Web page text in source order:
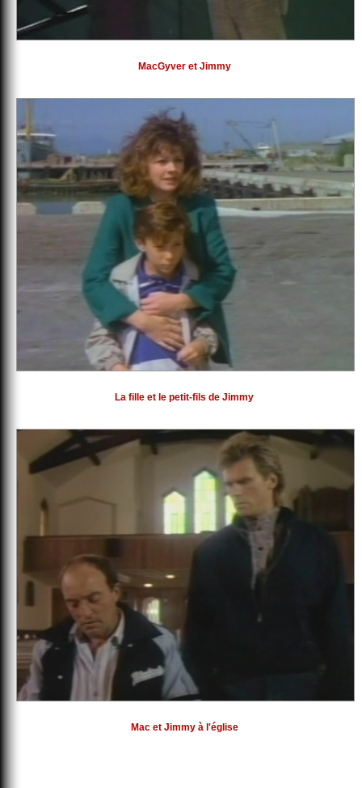
MacGyver et Jimmy
La fille et le petit-fils de Jimmy
Mac et Jimmy à l'église